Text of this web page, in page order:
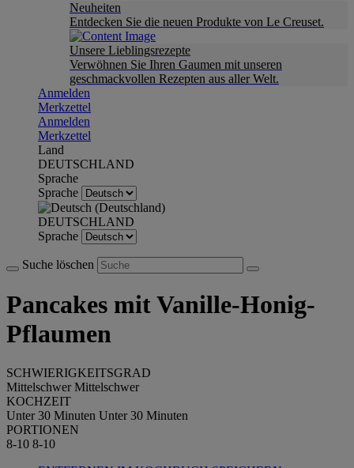
Neuheiten
Entdecken Sie die neuen Produkte von Le Creuset.
Unsere Lieblingsrezepte
Verwöhnen Sie Ihren Gaumen mit unseren
geschmackvollen Rezepten aus aller Welt.
Anmelden
Merkzettel
Anmelden
Merkzettel
Land
DEUTSCHLAND
Sprache
Sprache
DEUTSCHLAND
Sprache
Suche löschen
Pancakes mit Vanille-Honig-
Pflaumen
SCHWIERIGKEITSGRAD
Mittelschwer Mittelschwer
KOCHZEIT
Unter 30 Minuten Unter 30 Minuten
PORTIONEN
8-10 8-10